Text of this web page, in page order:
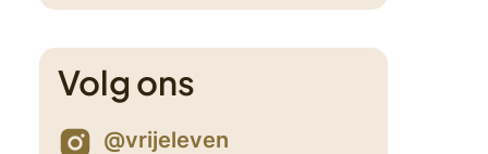
Volg ons
@vrijeleven